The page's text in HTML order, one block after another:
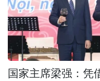
国家主席梁强：凭